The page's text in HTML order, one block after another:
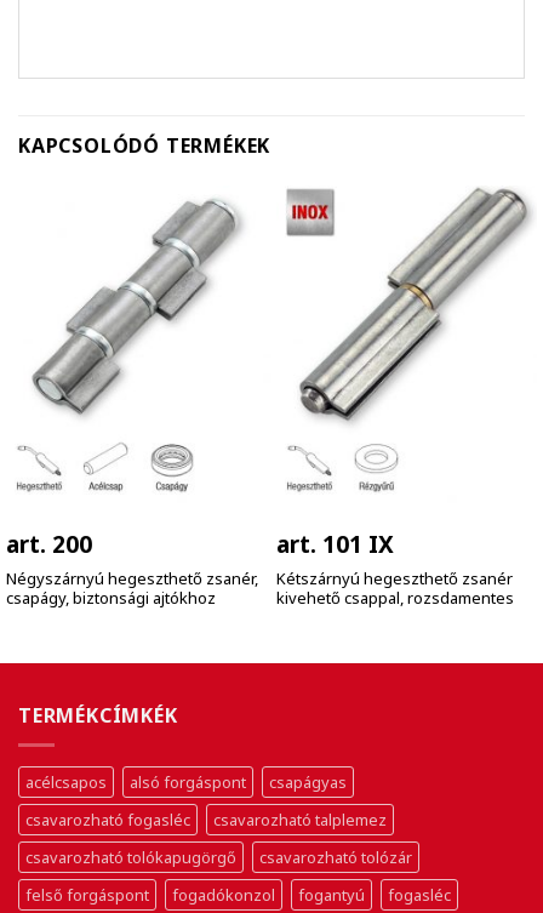
KAPCSOLÓDÓ TERMÉKEK
art. 200
Négyszárnyú hegeszthető zsanér,
csapágy, biztonsági ajtókhoz
art. 101 IX
Kétszárnyú hegeszthető zsanér
kivehető csappal, rozsdamentes
TERMÉKCÍMKÉK
acélcsapos alsó forgáspont
csapágyas
csavarozható fogasléc
csavarozható talplemez
csavarozható tolókapugörgő
csavarozható tolózár
felső forgáspont
fogadókonzol fogantyú
fogasléc